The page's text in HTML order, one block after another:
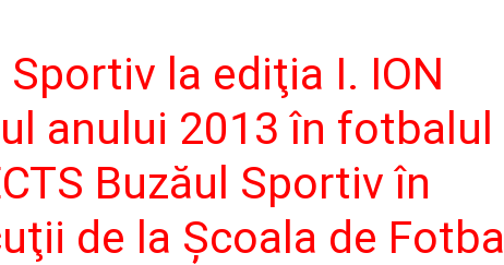
Sportiv la ediţia I. ION
anului 2013 în fotbalul
Buzăul Sportiv în
de la Şcoala de Fotbal